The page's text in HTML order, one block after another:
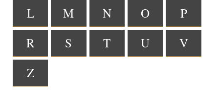
L
M N O
P
R
S T U
V
Z